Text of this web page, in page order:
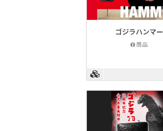
ゴジラハンマー
商品